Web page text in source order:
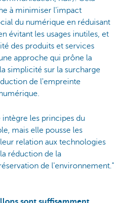
à minimiser l'impact
du numérique en réduisant
évitant les usages inutiles, et
des produits et services
approche qui prône la
simplicité sur la surcharge
de l'empreinte
les principes du
mais elle pousse les
relation aux technologies
réduction de la
de l'environnement."